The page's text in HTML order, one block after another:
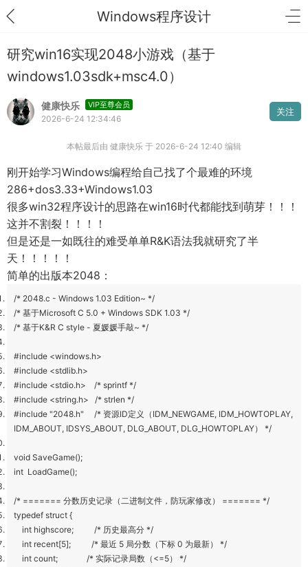
Windows程序设计
研究win16实现2048小游戏（基于
windows1.03sdk+msc4.0）
健康快乐 VIP至尊会员
2026-6-24 12:34:46
关注
本帖最后由 健康快乐 于 2026-6-24 12:40 编辑
刚开始学习Windows编程给自己找了个最难的环境
286+dos3.33+Windows1.03
很多win32程序设计的思路在win16时代都能找到萌芽！！！
这并不割裂！！！！
但是还是一如既往的难受单单R&K语法我就研究了半
天！！！！！
简单的出版本2048：
/* 2048.c - Windows 1.03 Edition~ */
/* 基于Microsoft C 5.0 + Windows SDK 1.03 */
/* 基于K&R C style - 夏媛媛手敲~ */
#include <windows.h>
#include <stdlib.h>
#include <stdio.h> /* sprintf */
#include <string.h> /* strlen */
#include "2048.h" /* 资源ID定义（IDM_NEWGAME, IDM_HOWTOPLAY,
IDM_ABOUT, IDSYS_ABOUT, DLG_ABOUT, DLG_HOWTOPLAY） */
void SaveGame();
int LoadGame();
/* ======= 分数历史记录（二进制文件，防玩家修改） ======= */
typedef struct {
int highscore; /* 历史最高分 */
int recent[5]; /* 最近 5 局分数（下标 0 为最新） */
int count; /* 实际记录局数（<=5） */